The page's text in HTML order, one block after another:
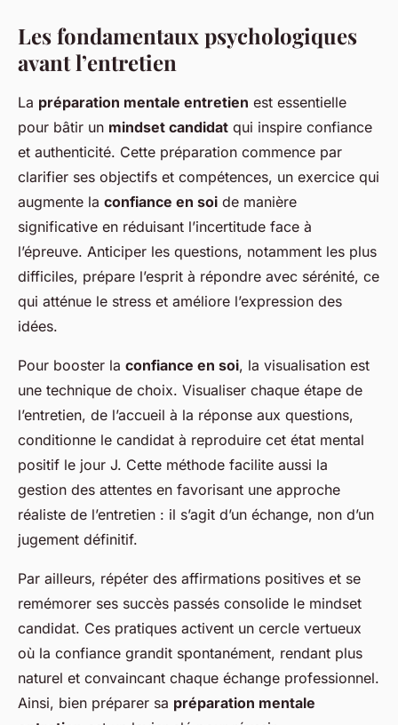
Les fondamentaux psychologiques
avant l’entretien
La préparation mentale entretien est essentielle
pour bâtir un mindset candidat qui inspire confiance
et authenticité. Cette préparation commence par
clarifier ses objectifs et compétences, un exercice qui
augmente la confiance en soi de manière
significative en réduisant l’incertitude face à
l’épreuve. Anticiper les questions, notamment les plus
difficiles, prépare l’esprit à répondre avec sérénité, ce
qui atténue le stress et améliore l’expression des
idées.
Pour booster la confiance en soi, la visualisation est
une technique de choix. Visualiser chaque étape de
l’entretien, de l’accueil à la réponse aux questions,
conditionne le candidat à reproduire cet état mental
positif le jour J. Cette méthode facilite aussi la
gestion des attentes en favorisant une approche
réaliste de l’entretien : il s’agit d’un échange, non d’un
jugement définitif.
Par ailleurs, répéter des affirmations positives et se
remémorer ses succès passés consolide le mindset
candidat. Ces pratiques activent un cercle vertueux
où la confiance grandit spontanément, rendant plus
naturel et convaincant chaque échange professionnel.
Ainsi, bien préparer sa préparation mentale